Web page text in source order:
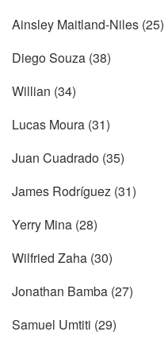
Ainsley Maitland-Niles (25)
Diego Souza (38)
Willian (34)
Lucas Moura (31)
Juan Cuadrado (35)
James Rodríguez (31)
Yerry Mina (28)
Wilfried Zaha (30)
Jonathan Bamba (27)
Samuel Umtiti (29)